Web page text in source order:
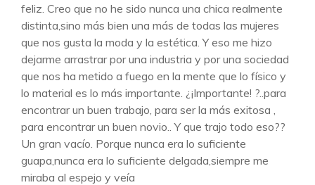
feliz. Creo que no he sido nunca una chica realmente
distinta,sino más bien una más de todas las mujeres
que nos gusta la moda y la estética. Y eso me hizo
dejarme arrastrar por una industria y por una sociedad
que nos ha metido a fuego en la mente que lo físico y
lo material es lo más importante. ¿¡Importante! ?..para
encontrar un buen trabajo, para ser la más exitosa ,
para encontrar un buen novio.. Y que trajo todo eso??
Un gran vacío. Porque nunca era lo suficiente
guapa,nunca era lo suficiente delgada,siempre me
miraba al espejo y veía